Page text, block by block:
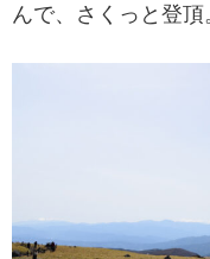
んで、さくっと登頂